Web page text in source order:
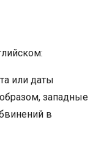
или даты
западные
в